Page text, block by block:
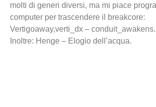
molti di generi diversi, ma mi piace
computer per trascendere il breakcore:
Vertigoaway,verti_dx – conduit_awakens.
Inoltre: Henge – Elogio dell’acqua.